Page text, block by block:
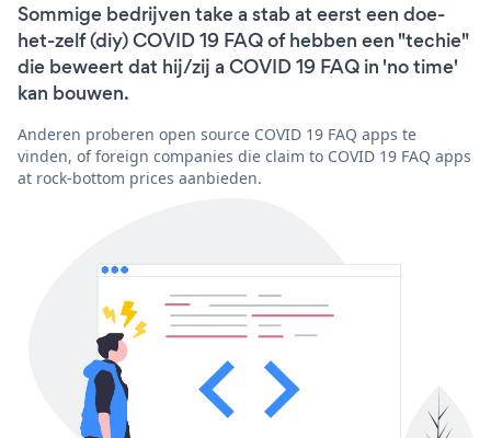
Sommige bedrijven take a stab at eerst een doe-
het-zelf (diy) COVID 19 FAQ of hebben een "techie"
die beweert dat hij/zij a COVID 19 FAQ in 'no time'
kan bouwen.
Anderen proberen open source COVID 19 FAQ apps te
vinden, of foreign companies die claim to COVID 19 FAQ apps
at rock-bottom prices aanbieden.